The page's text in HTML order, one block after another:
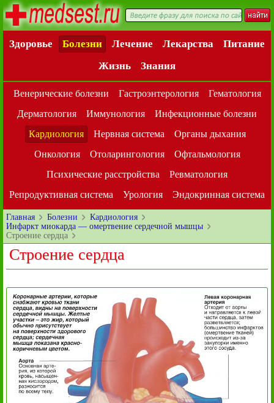
Здоровье Болезни Лечение Лекарства
Питание
Жизнь
Знания
Венерические болезни Гастроэнтерология
Гематология
Дерматология
Иммунология
Инфекционные болезни
Кардиология
Нервная система
Органы дыхания
Онкология
Отоларингология
Офтальмология
Психические расстройства
Ревматология
Репродуктивная система
Урология Эндокринная система
Главная Болезни
Кардиология
Инфаркт миокарда — омертвение сердечной мышцы
Строение сердца
Строение сердца